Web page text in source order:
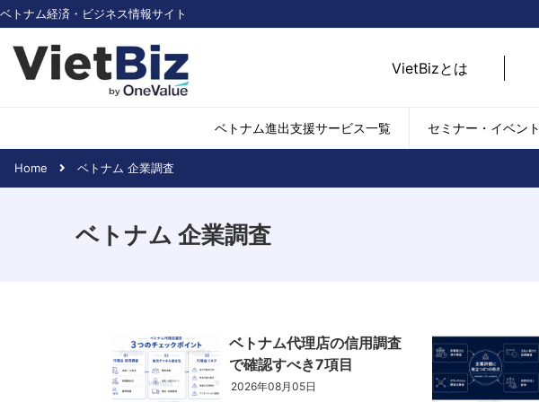
ベトナム経済・ビジネス情報サイト
VietBizとは
ベトナム進出支援サービス一覧 セミナー・イベント
アパレル
加工食品
化学・素材
Home ベトナム 企業調査
ベトナム 企業調査
ベトナム代理店の信用調査
で確認すべき7項目
2026年08月05日